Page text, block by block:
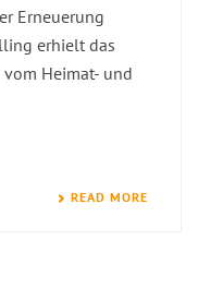
Erneuerung
erhielt das
Heimat- und
READ MORE